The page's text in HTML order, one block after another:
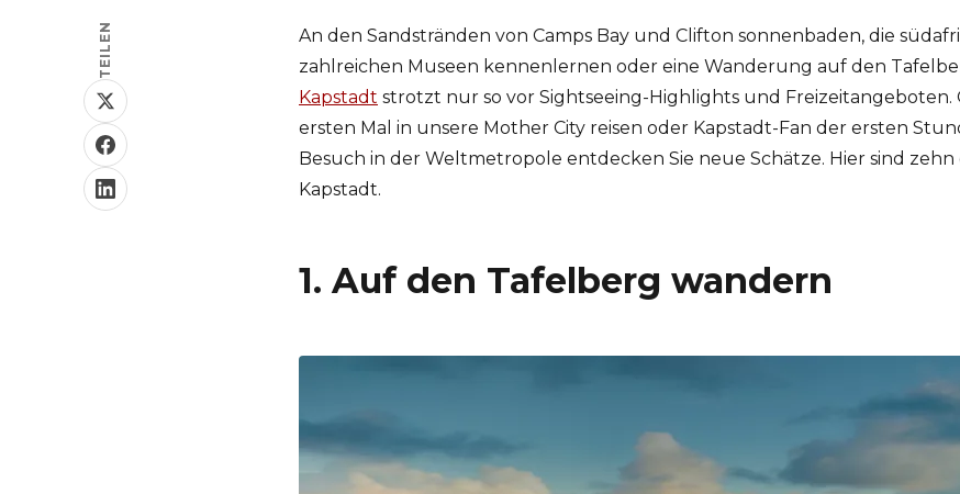
TEILEN
An den Sandstränden von Camps Bay und Clifton sonnenbaden, die
zahlreichen Museen kennenlernen oder eine Wanderung auf den
Kapstadt strotzt nur so vor Sightseeing-Highlights und Freizeitangeboten.
ersten Mal in unsere Mother City reisen oder Kapstadt-Fan der ersten
Besuch in der Weltmetropole entdecken Sie neue Schätze. Hier sind
Kapstadt.
1. Auf den Tafelberg wandern